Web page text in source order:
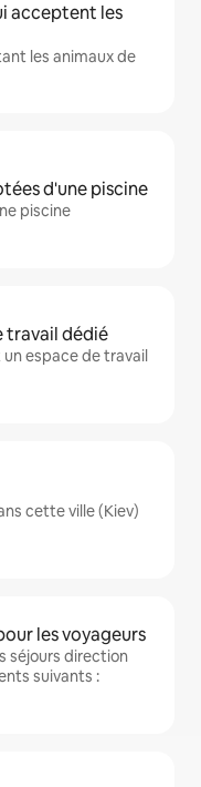
acceptent les
les animaux de
d'une piscine
piscine
travail dédié
espace de travail
cette ville (Kiev)
les voyageurs
séjours direction
suivants :